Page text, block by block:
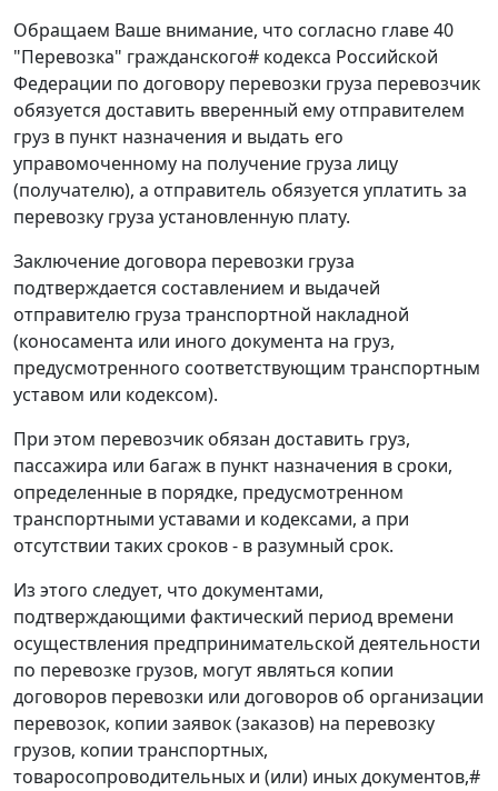
Обращаем Ваше внимание, что согласно главе 40
"Перевозка" гражданского# кодекса Российской
Федерации по договору перевозки груза перевозчик
обязуется доставить вверенный ему отправителем
груз в пункт назначения и выдать его
управомоченному на получение груза лицу
(получателю), а отправитель обязуется уплатить за
перевозку груза установленную плату.
Заключение договора перевозки груза
подтверждается составлением и выдачей
отправителю груза транспортной накладной
(коносамента или иного документа на груз,
предусмотренного соответствующим транспортным
уставом или кодексом).
При этом перевозчик обязан доставить груз,
пассажира или багаж в пункт назначения в сроки,
определенные в порядке, предусмотренном
транспортными уставами и кодексами, а при
отсутствии таких сроков - в разумный срок.
Из этого следует, что документами,
подтверждающими фактический период времени
осуществления предпринимательской деятельности
по перевозке грузов, могут являться копии
договоров перевозки или договоров об организации
перевозок, копии заявок (заказов) на перевозку
грузов, копии транспортных,
товаросопроводительных и (или) иных документов,#